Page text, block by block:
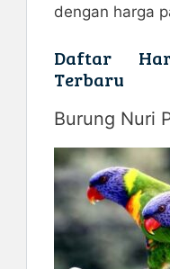
dengan harga
Daftar
Terbaru
Burung Nuri